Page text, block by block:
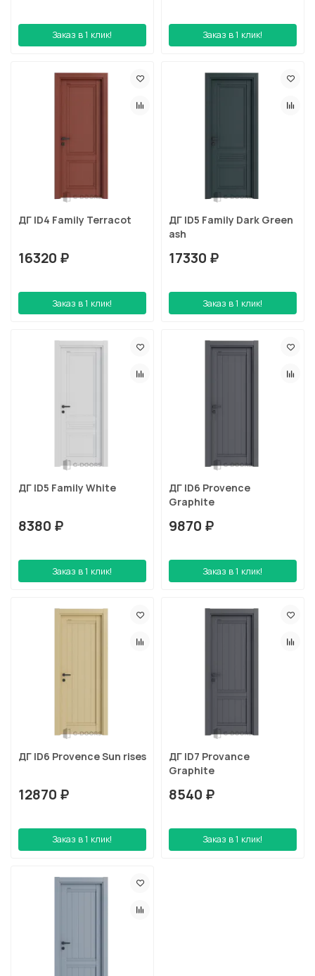
Заказ в 1 клик! Заказ в 1 клик!
ДГ ID4 Family Terracot
16320 ₽
Заказ в 1 клик!
ДГ ID5 Family Dark Green
ash
17330 ₽
Заказ в 1 клик!
ДГ ID5 Family White
8380 ₽
Заказ в 1 клик!
ДГ ID6 Provence
Graphite
9870 ₽
Заказ в 1 клик!
ДГ ID6 Provence Sun rises
12870 ₽
Заказ в 1 клик!
ДГ ID7 Provance
Graphite
8540 ₽
Заказ в 1 клик!